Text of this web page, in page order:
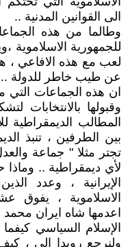
الى القوانين المدنية ..
وطالما من هذه
للجمهورية الاسلاموية
لعب مع هذه الافاعي ،
عن طيب خاطر للدولة ..
ان هذه الجماعات التي
وقبولها بالانتخابات
المطالب الديمقراطية
بين الطرفين ، تنبذ
تجتر مثلا " جماعة
لأي ديمقراطية ..
الإيرانية ، وعدد
الاسلاموية ، يفوق
اعدمها شاه ايران
الإسلام السياسي
ولنرجع رويدا الى ،